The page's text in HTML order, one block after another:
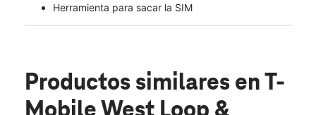
Herramienta para sacar la SIM
Productos similares en T-